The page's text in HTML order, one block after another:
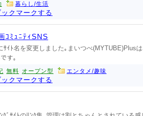
暮らし/生活
ックマークする
ｺﾐｭﾆﾃｨSNS
ｲﾄ名を変更しました｡まいつべ(MYTUBE)Plus
す｡
無料 オープン型 エンタメ/趣味
ックマークする